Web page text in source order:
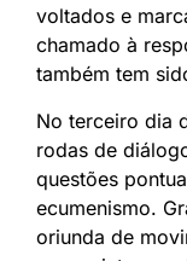
voltados e
chamado à
também tem
No terceiro dia
rodas de
questões
ecumenismo.
oriunda de